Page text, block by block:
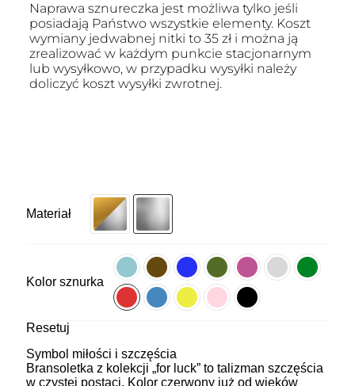
Naprawa sznureczka jest możliwa tylko jeśli
posiadają Państwo wszystkie elementy. Koszt
wymiany jedwabnej nitki to 35 zł i można ją
zrealizować w każdym punkcie stacjonarnym
lub wysyłkowo, w przypadku wysyłki należy
doliczyć koszt wysyłki zwrotnej.
Materiał
Kolor sznurka
Resetuj
Symbol miłości i szczęścia
Bransoletka z kolekcji „for luck” to talizman szczęścia
w czystej postaci. Kolor czerwony już od wieków